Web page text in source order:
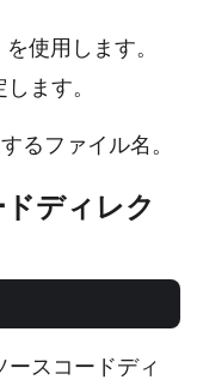
使用します。
ます。
るファイル名。
ディレク
スコードディ